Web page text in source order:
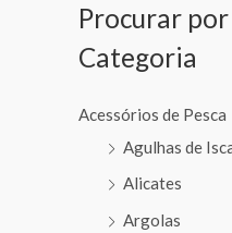
Procurar por
Categoria
Acessórios de Pesca
Agulhas de
Alicates
Argolas